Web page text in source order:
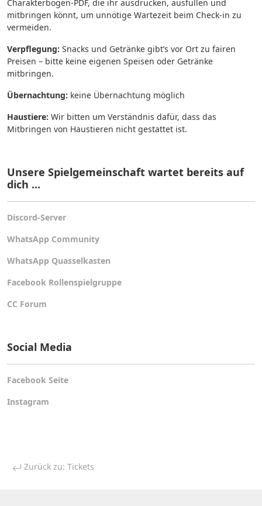
Charakterbogen-PDF, die ihr ausdrucken, ausfüllen und
mitbringen könnt, um unnötige Wartezeit beim Check-in zu
vermeiden.
Verpflegung: Snacks und Getränke gibt’s vor Ort zu fairen
Preisen – bitte keine eigenen Speisen oder Getränke
mitbringen.
Übernachtung: keine Übernachtung möglich
Haustiere: Wir bitten um Verständnis dafür, dass das
Mitbringen von Haustieren nicht gestattet ist.
Unsere Spielgemeinschaft wartet bereits auf
dich ...
Discord-Server
WhatsApp Community
WhatsApp Quasselkasten
Facebook Rollenspielgruppe
CC Forum
Social Media
Facebook Seite
Instagram
Zurück zu: Tickets